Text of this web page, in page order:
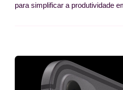
para simplificar a produtividade